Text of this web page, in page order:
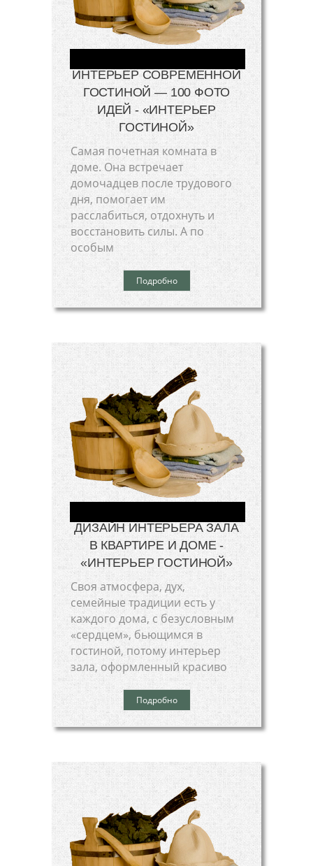
ИНТЕРЬЕР СОВРЕМЕННОЙ
ГОСТИНОЙ — 100 ФОТО
ИДЕЙ - «ИНТЕРЬЕР
ГОСТИНОЙ»
Самая почетная комната в
доме. Она встречает
домочадцев после трудового
дня, помогает им
расслабиться, отдохнуть и
восстановить силы. А по
особым
Подробно
ДИЗАЙН ИНТЕРЬЕРА ЗАЛА
В КВАРТИРЕ И ДОМЕ -
«ИНТЕРЬЕР ГОСТИНОЙ»
Своя атмосфера, дух,
семейные традиции есть у
каждого дома, с безусловным
«сердцем», бьющимся в
гостиной, потому интерьер
зала, оформленный красиво
Подробно